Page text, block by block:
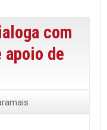
com
apoio de